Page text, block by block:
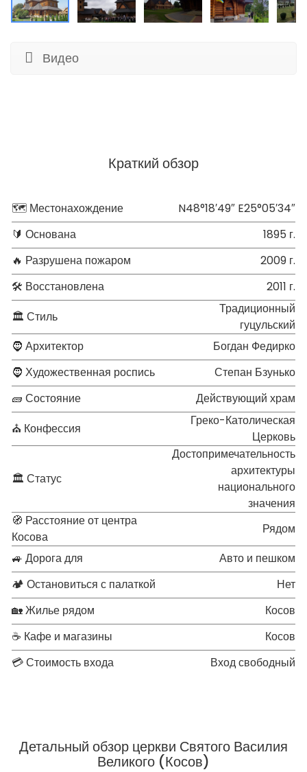
Видео
Краткий обзор
🗺 Местонахождение
N48°18′49″ E25°05′34″
🔰 Основана
1895 г.
🔥 Разрушена пожаром
2009 г.
🛠 Восстановлена
2011 г.
🏛 Стиль
Традиционный
гуцульский
🧔 Архитектор
Богдан Федирко
🧔 Художественная роспись
Степан Бзунько
🧱 Состояние
Действующий храм
⛪ Конфессия
Греко-Католическая
Церковь
🏛 Статус
Достопримечательность
архитектуры
национального
значения
🧭 Расстояние от центра
Косова
Рядом
🚙 Дорога для
Авто и пешком
🏕 Остановиться с палаткой
Нет
🏡 Жилье рядом
Косов
☕ Кафе и магазины
Косов
💳 Стоимость входа
Вход свободный
Детальный обзор церкви Святого Василия
Великого (Косов)